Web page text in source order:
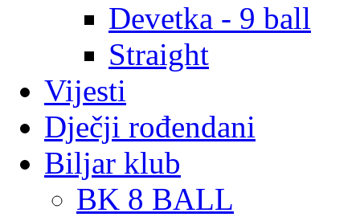
Devetka - 9 ball
Straight
Vijesti
Dječji rođendani
Biljar klub
BK 8 BALL